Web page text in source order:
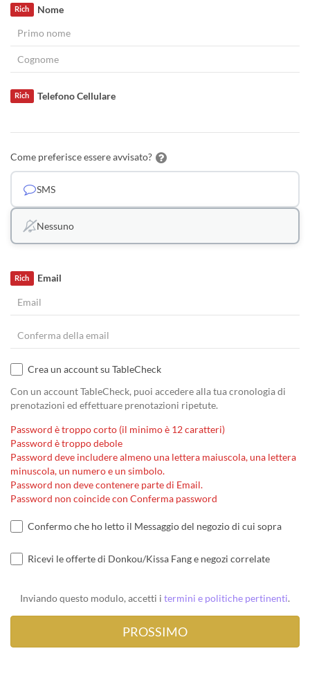
Nome
Rich
Telefono Cellulare
Rich
Come preferisce essere avvisato?
SMS
Nessuno
Email
Rich
Crea un account su TableCheck
Con un account TableCheck, puoi accedere alla tua cronologia di
prenotazioni ed effettuare prenotazioni ripetute.
Password è troppo corto (il minimo è 12 caratteri)
Password è troppo debole
Password deve includere almeno una lettera maiuscola, una lettera
minuscola, un numero e un simbolo.
Password non deve contenere parte di Email.
Password non coincide con Conferma password
Confermo che ho letto il Messaggio del negozio di cui sopra
Ricevi le offerte di Donkou/Kissa Fang e negozi correlate
Inviando questo modulo, accetti i termini e politiche pertinenti.